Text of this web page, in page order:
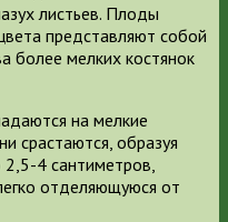
листьев. Плоды
представляют собой
более мелких костянок
на мелкие
срастаются, образуя
4 сантиметров,
отделяющуюся от